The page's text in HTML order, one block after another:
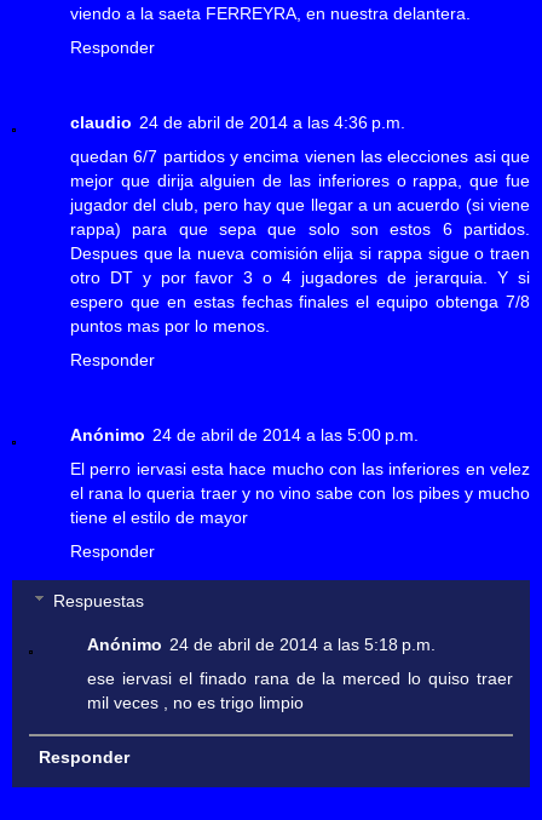
viendo a la saeta FERREYRA, en nuestra delantera.
Responder
claudio 24 de abril de 2014 a las 4:36 p.m.
quedan 6/7 partidos y encima vienen las elecciones asi que
mejor que dirija alguien de las inferiores o rappa, que fue
jugador del club, pero hay que llegar a un acuerdo (si viene
rappa) para que sepa que solo son estos 6 partidos.
Despues que la nueva comisión elija si rappa sigue o traen
otro DT y por favor 3 o 4 jugadores de jerarquia. Y si
espero que en estas fechas finales el equipo obtenga 7/8
puntos mas por lo menos.
Responder
Anónimo 24 de abril de 2014 a las 5:00 p.m.
El perro iervasi esta hace mucho con las inferiores en velez
el rana lo queria traer y no vino sabe con los pibes y mucho
tiene el estilo de mayor
Responder
Respuestas
Anónimo 24 de abril de 2014 a las 5:18 p.m.
ese iervasi el finado rana de la merced lo quiso traer
mil veces , no es trigo limpio
Responder